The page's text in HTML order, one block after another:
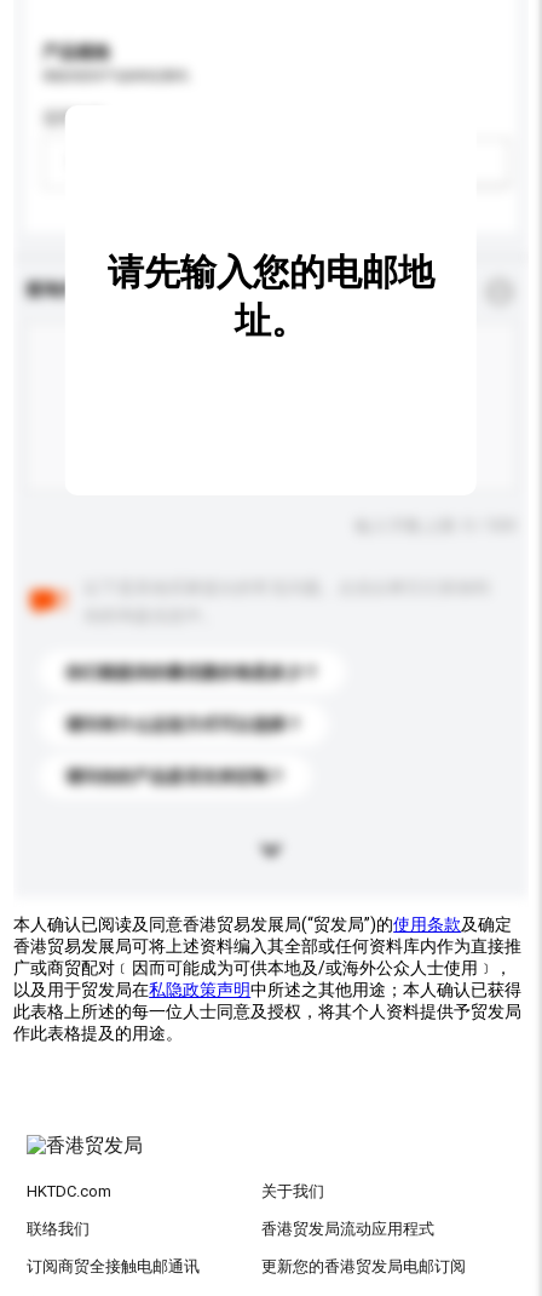
产品规格
适用年龄
查询内容 *必须填写
你们能提供的最优惠价格是多少？
请问有什么运送方式可以选择？
请问你的产品是否支持定制？
请先输入您的电邮地
址。
本人确认已阅读及同意香港贸易发展局(“贸发局”)的使用条款及确定
香港贸易发展局可将上述资料编入其全部或任何资料库内作为直接推
广或商贸配对﹝因而可能成为可供本地及/或海外公众人士使用﹞，
以及用于贸发局在私隐政策声明中所述之其他用途；本人确认已获得
此表格上所述的每一位人士同意及授权，将其个人资料提供予贸发局
作此表格提及的用途。
HKTDC.com 关于我们
联络我们 香港贸发局流动应用程式
订阅商贸全接触电邮通讯 更新您的香港贸发局电邮订阅